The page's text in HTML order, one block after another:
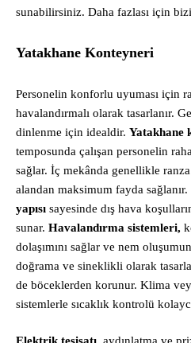
sunabilirsiniz. Daha fazlası için
Yatakhane Konteyneri
Personelin konforlu uyuması için
havalandırmalı olarak tasarlanır.
dinlenme için idealdir. Yatakhane
temposunda çalışan personelin
sağlar. İç mekânda genellikle
alandan maksimum fayda sağlanır.
yapısı sayesinde dış hava
sunar. Havalandırma sistemleri,
dolaşımını sağlar ve nem
doğrama ve sineklikli olarak
de böceklerden korunur. Klima
sistemlerle sıcaklık kontrolü